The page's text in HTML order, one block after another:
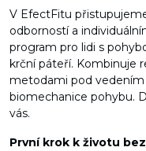
V EfectFitu
odborností a
program pro lidi s
krční páteří. Kombinuje
metodami pod
biomechanice pohybu.
vás.
První krok k životu